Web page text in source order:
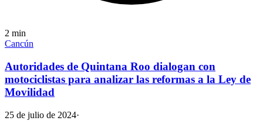
2 min
Cancún
Autoridades de Quintana Roo dialogan con
motociclistas para analizar las reformas a la Ley de
Movilidad
25 de julio de 2024·